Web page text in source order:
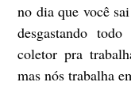
no dia que você
desgastando
coletor pra
mas nós trabalha